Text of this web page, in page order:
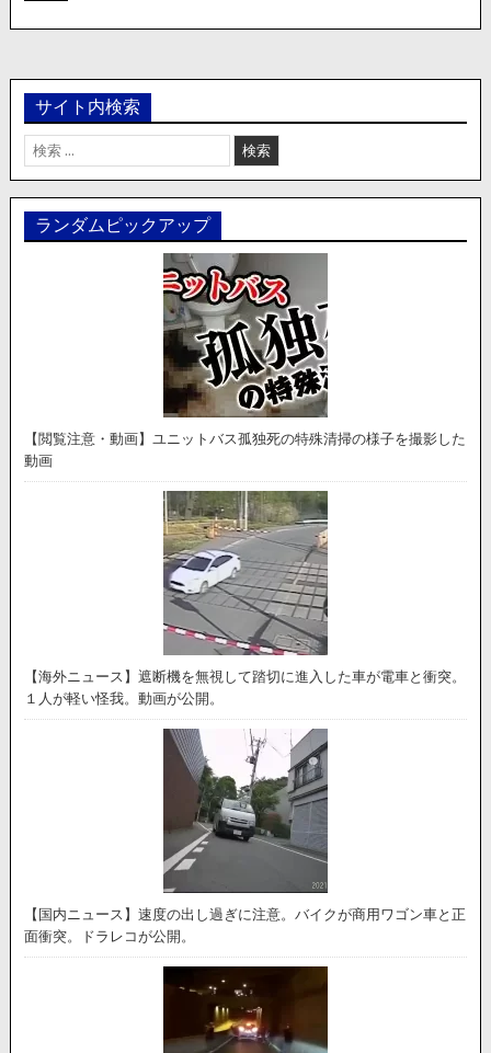
サイト内検索
検
索:
ランダムピックアップ
【閲覧注意・動画】ユニットバス孤独死の特殊清掃の様子を撮影した
動画
【海外ニュース】遮断機を無視して踏切に進入した車が電車と衝突。
１人が軽い怪我。動画が公開。
【国内ニュース】速度の出し過ぎに注意。バイクが商用ワゴン車と正
面衝突。ドラレコが公開。